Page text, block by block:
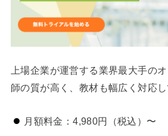
上場企業が運営する業界最大手の
師の質が高く、教材も幅広く対応し
月額料金：4,980円（税込）〜